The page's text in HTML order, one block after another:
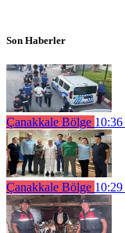
Son Haberler
Çanakkale Bölge 10:36
Çanakkale Bölge 10:29